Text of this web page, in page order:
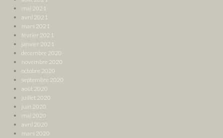
mai 2021
avril 2021
mars 2021
février 2021
janvier 2021
décembre 2020
novembre 2020
octobre 2020
septembre 2020
août 2020
juillet 2020
juin 2020
mai 2020
avril 2020
mars 2020